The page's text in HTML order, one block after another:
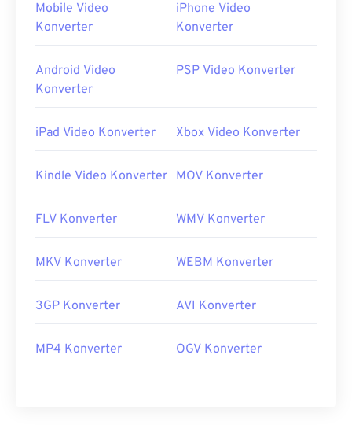
Mobile Video
Konverter
iPhone Video
Konverter
Android Video
Konverter
PSP Video Konverter
iPad Video Konverter Xbox Video Konverter
Kindle Video Konverter MOV Konverter
FLV Konverter WMV Konverter
MKV Konverter WEBM Konverter
3GP Konverter AVI Konverter
MP4 Konverter OGV Konverter